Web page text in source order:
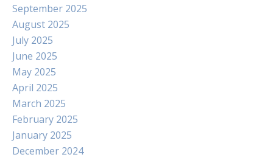
September 2025
August 2025
July 2025
June 2025
May 2025
April 2025
March 2025
February 2025
January 2025
December 2024